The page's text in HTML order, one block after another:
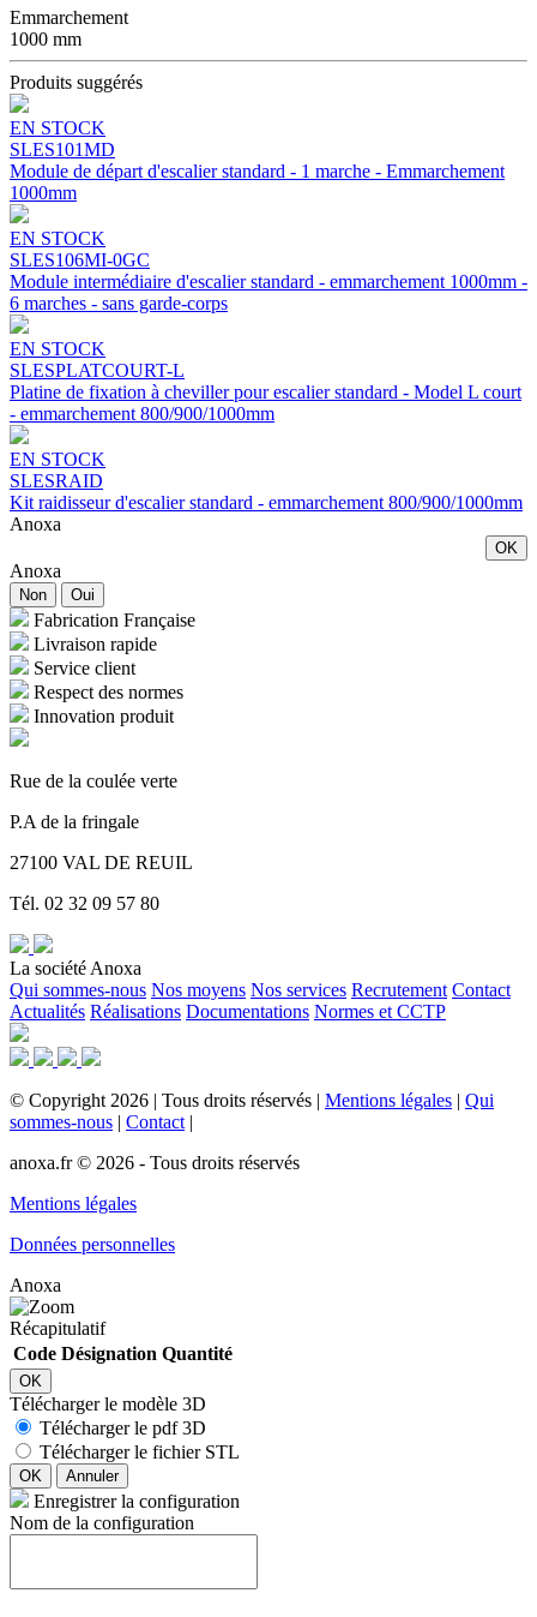
Emmarchement
1000 mm
Produits suggérés
EN STOCK
SLES101MD
Module de départ d'escalier standard - 1 marche - Emmarchement
1000mm
EN STOCK
SLES106MI-0GC
Module intermédiaire d'escalier standard - emmarchement 1000mm -
6 marches - sans garde-corps
EN STOCK
SLESPLATCOURT-L
Platine de fixation à cheviller pour escalier standard - Model L court
- emmarchement 800/900/1000mm
EN STOCK
SLESRAID
Kit raidisseur d'escalier standard - emmarchement 800/900/1000mm
Anoxa
OK
Anoxa
Non Oui
Fabrication Française
Livraison rapide
Service client
Respect des normes
Innovation produit
Rue de la coulée verte
P.A de la fringale
27100 VAL DE REUIL
Tél. 02 32 09 57 80
La société Anoxa
Qui sommes-nous Nos moyens Nos services Recrutement Contact
Actualités Réalisations Documentations Normes et CCTP
© Copyright 2026 | Tous droits réservés | Mentions légales | Qui
sommes-nous | Contact |
anoxa.fr © 2026 - Tous droits réservés
Mentions légales
Données personnelles
Anoxa
Récapitulatif
Code Désignation Quantité
OK
Télécharger le modèle 3D
Télécharger le pdf 3D
Télécharger le fichier STL
OK Annuler
Enregistrer la configuration
Nom de la configuration